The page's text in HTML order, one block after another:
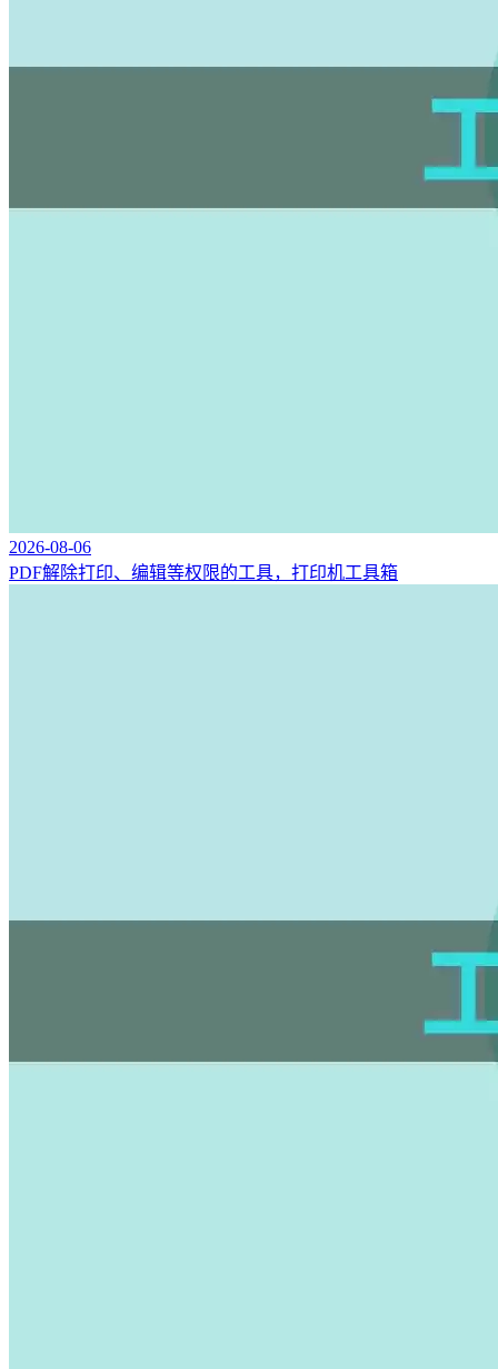
2026-08-06
PDF解除打印、编辑等权限的工具，打印机工具箱